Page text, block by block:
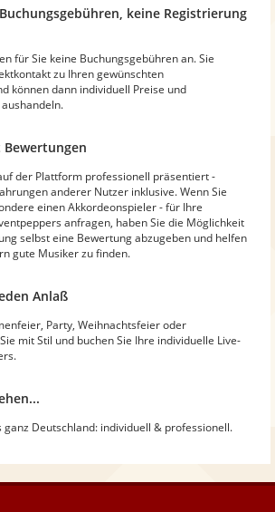
keine Registrierung
für Sie keine Buchungsgebühren an. Sie
zu Ihren gewünschten
können dann individuell Preise und
der Plattform professionell präsentiert -
anderer Nutzer inklusive. Wenn Sie
einen Akkordeonspieler - für Ihre
anfragen, haben Sie die Möglichkeit
selbst eine Bewertung abzugeben und helfen
gute Musiker zu finden.
Anlaß
Party, Weihnachtsfeier oder
mit Stil und buchen Sie Ihre individuelle Live-
Deutschland: individuell & professionell.